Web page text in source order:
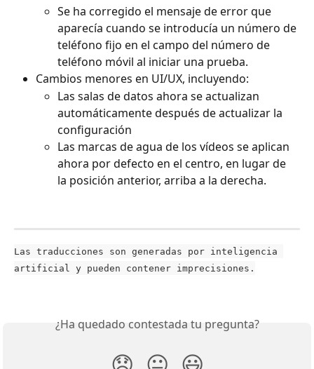
Se ha corregido el mensaje de error que
aparecía cuando se introducía un número de
teléfono fijo en el campo del número de
teléfono móvil al iniciar una prueba.
Cambios menores en UI/UX, incluyendo:
Las salas de datos ahora se actualizan
automáticamente después de actualizar la
configuración
Las marcas de agua de los vídeos se aplican
ahora por defecto en el centro, en lugar de
la posición anterior, arriba a la derecha.
Las traducciones son generadas por inteligencia
artificial y pueden contener imprecisiones.
¿Ha quedado contestada tu pregunta?